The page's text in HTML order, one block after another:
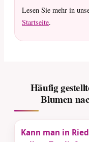
Lesen Sie mehr in
Startseite.
Häufig
Blumen
Kann man in